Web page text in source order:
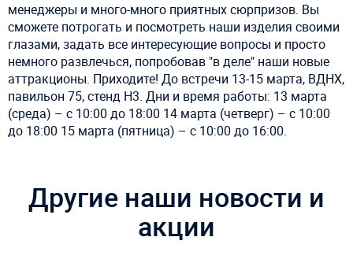
менеджеры и много-много приятных сюрпризов. Вы
сможете потрогать и посмотреть наши изделия своими
глазами, задать все интересующие вопросы и просто
немного развлечься, попробовав "в деле" наши новые
аттракционы. Приходите! До встречи 13-15 марта, ВДНХ,
павильон 75, стенд Н3. Дни и время работы: 13 марта
(среда) – с 10:00 до 18:00 14 марта (четверг) – с 10:00
до 18:00 15 марта (пятница) – с 10:00 до 16:00.
Другие наши новости и
акции